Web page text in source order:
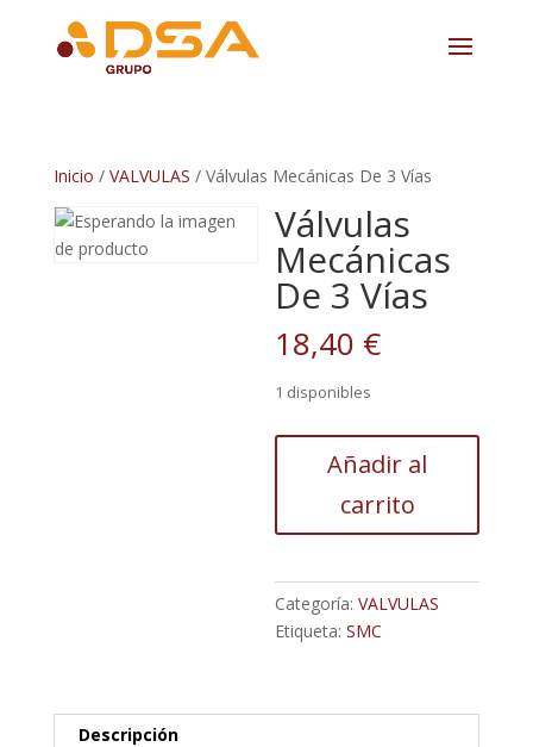
Inicio / VALVULAS / Válvulas Mecánicas De 3 Vías
Válvulas
Mecánicas
De 3 Vías
18,40 €
1 disponibles
Mecánicas
3
cantidad
Añadir al
carrito
Categoría:VALVULAS
Etiqueta:SMC
Descripción